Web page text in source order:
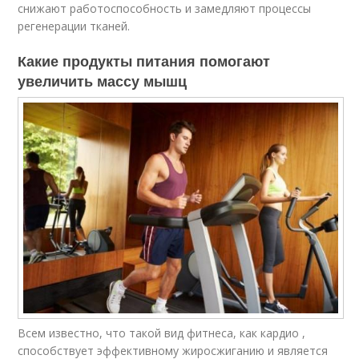
снижают работоспособность и замедляют процессы
регенерации тканей.
Какие продукты питания помогают
увеличить массу мышц
Всем известно, что такой вид фитнеса, как кардио ,
способствует эффективному жиросжиганию и является